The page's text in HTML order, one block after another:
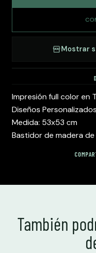
Mostrar
Impresión full color en
Diseños
Medida: 53x53 cm
Bastidor de madera
También